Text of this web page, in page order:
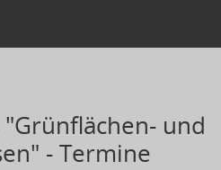
und
- Termine